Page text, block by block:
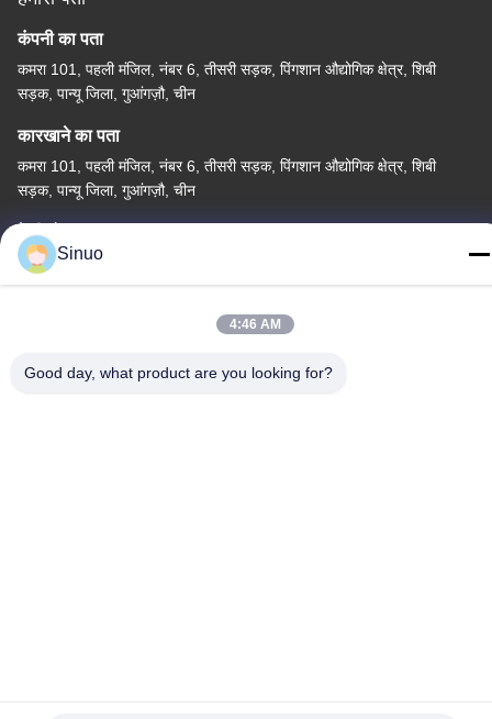
कंपनी का पता
कमरा 101, पहली मंजिल, नंबर 6, तीसरी सड़क, पिंगशान औद्योगिक क्षेत्र, शिबी
सड़क, पान्यू जिला, गुआंगज़ौ, चीन
कारखाने का पता
कमरा 101, पहली मंजिल, नंबर 6, तीसरी सड़क, पिंगशान औद्योगिक क्षेत्र, शिबी
सड़क, पान्यू जिला, गुआंगज़ौ, चीन
टेलीफोन
+86--13527656435
Sinuo
4:46 AM
Good day, what product are you looking for?